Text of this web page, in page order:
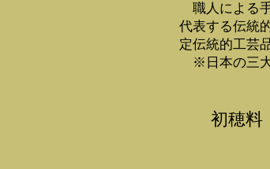
職人による
代表する伝統
定伝統的工芸
※日本の三大
初穂